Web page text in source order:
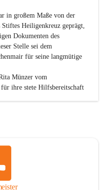
in großem Maße von der
Heiligenkreuz geprägt,
Dokumenten des
Stelle sei dem
für seine langmütige
Münzer vom
ihre stete Hilfsbereitschaft
dem kleinen
Informationen und
Dokumenten zum Gesamtbild
haben.